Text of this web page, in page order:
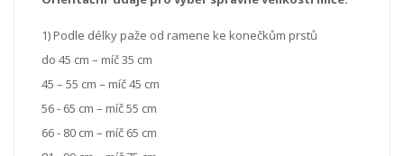
1) Podle délky paže od ramene ke konečkům prstů
do 45 cm – míč 35 cm
45 – 55 cm – míč 45 cm
56 - 65 cm – míč 55 cm
66 - 80 cm – míč 65 cm